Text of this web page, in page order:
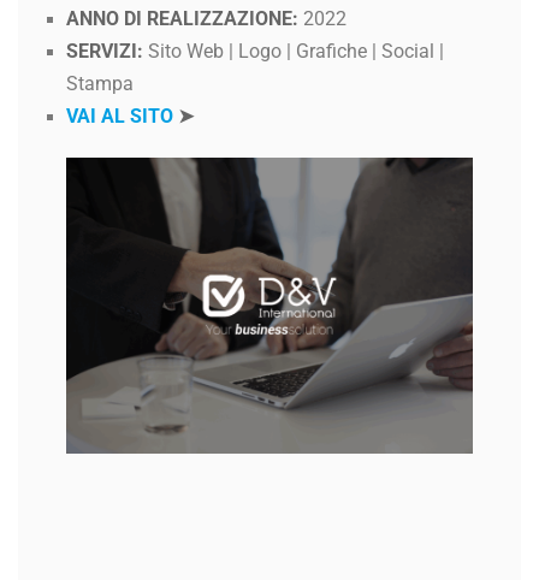
ANNO DI REALIZZAZIONE: 2022
SERVIZI : Sito Web | Logo | Grafiche | Social |
Stampa
VAI AL SITO ➤